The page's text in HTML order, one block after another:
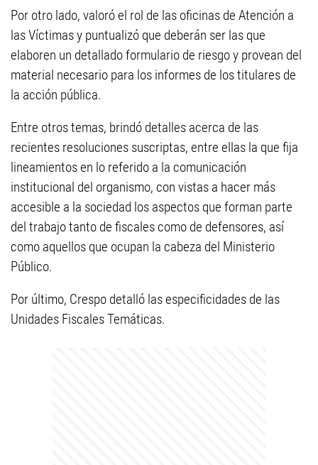
Por otro lado, valoró el rol de las oficinas de Atención a
las Víctimas y puntualizó que deberán ser las que
elaboren un detallado formulario de riesgo y provean del
material necesario para los informes de los titulares de
la acción pública.
Entre otros temas, brindó detalles acerca de las
recientes resoluciones suscriptas, entre ellas la que fija
lineamientos en lo referido a la comunicación
institucional del organismo, con vistas a hacer más
accesible a la sociedad los aspectos que forman parte
del trabajo tanto de fiscales como de defensores, así
como aquellos que ocupan la cabeza del Ministerio
Público.
Por último, Crespo detalló las especificidades de las
Unidades Fiscales Temáticas.